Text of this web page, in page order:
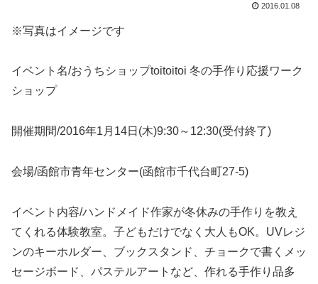
2016.01.08
※写真はイメージです
イベント名/おうちショップtoitoitoi 冬の手作り応援ワーク
ショップ
開催期間/2016年1月14日(木)9:30～12:30(受付終了)
会場/函館市青年センター(函館市千代台町27-5)
イベント内容/ハンドメイド作家が冬休みの手作りを教え
てくれる体験教室。子どもだけでなく大人もOK。UVレジ
ンのキーホルダー、ブックスタンド、チョークで書くメッ
セージボード、パステルアートなど、作れる手作り品多